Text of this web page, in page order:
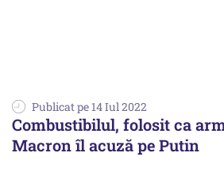
Publicat pe 14 Iul 2022
Combustibilul, folosit ca
Macron îl acuză pe Putin